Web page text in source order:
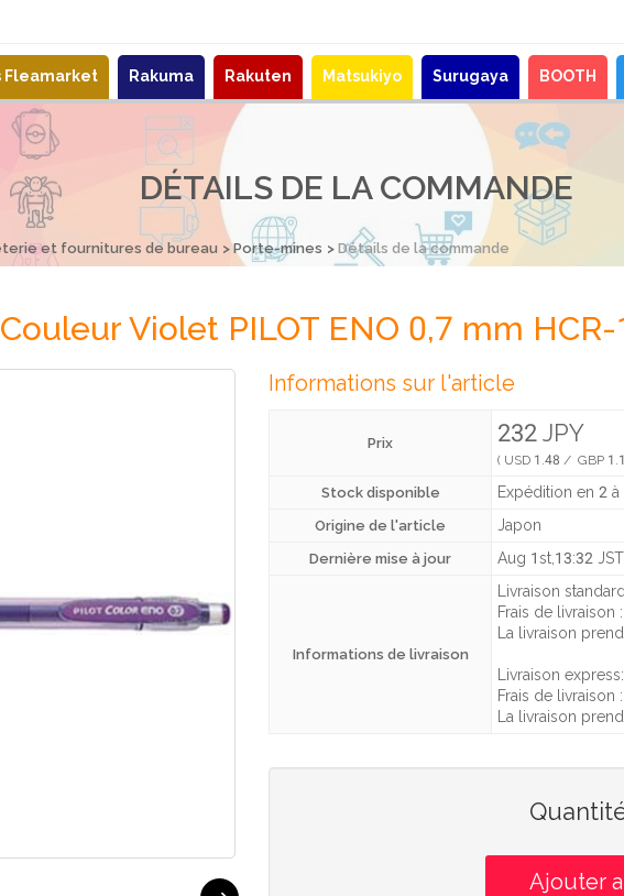
Fleamarket Rakuma Rakuten Matsukiyo Surugaya BOOTH
DÉTAILS DE LA COMMANDE
et fournitures de bureau Porte-mines Détails de la commande
Violet PILOT ENO 0,7 mm HCR-
Informations sur l'article
Prix 232 JPY
( USD 1.48 / GBP
Stock disponible Expédition en 2 à
Origine de l'article Japon
Dernière mise à jour Aug 1st,13:32 JST
Informations de livraison
Livraison
Frais de livraison :
La livraison
Livraison express:
Frais de livraison :
La livraison